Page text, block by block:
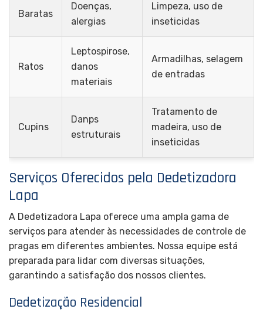
Baratas
Doenças,
alergias
Limpeza, uso de
inseticidas
Ratos
Leptospirose,
danos
materiais
Armadilhas, selagem
de entradas
Cupins
Danps
estruturais
Tratamento de
madeira, uso de
inseticidas
Serviços Oferecidos pela Dedetizadora
Lapa
A Dedetizadora Lapa oferece uma ampla gama de
serviços para atender às necessidades de controle de
pragas em diferentes ambientes. Nossa equipe está
preparada para lidar com diversas situações,
garantindo a satisfação dos nossos clientes.
Dedetização Residencial